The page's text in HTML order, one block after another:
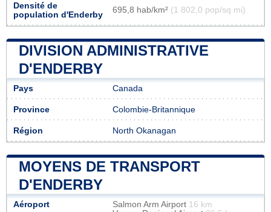
Densité de
population d'Enderby
695,8 hab/km² (1 802,0 pop/sq mi)
DIVISION ADMINISTRATIVE
D'ENDERBY
Pays Canada
Province Colombie-Britannique
Région North Okanagan
MOYENS DE TRANSPORT
D'ENDERBY
Aéroport Salmon Arm Airport 16 km